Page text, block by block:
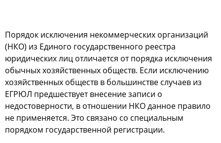
Порядок исключения некоммерческих организаций
(НКО) из Единого государственного реестра
юридических лиц отличается от порядка исключения
обычных хозяйственных обществ. Если исключению
хозяйственных обществ в большинстве случаев из
ЕГРЮЛ предшествует внесение записи о
недостоверности, в отношении НКО данное правило
не применяется. Это связано со специальным
порядком государственной регистрации.